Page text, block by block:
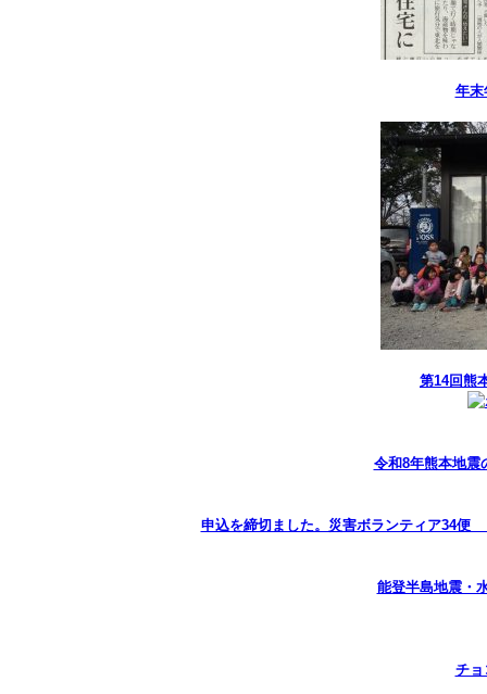
年末
第14回熊
令和8年熊本地震
申込を締切ました。災害ボランティア34便
能登半島地震・
チ